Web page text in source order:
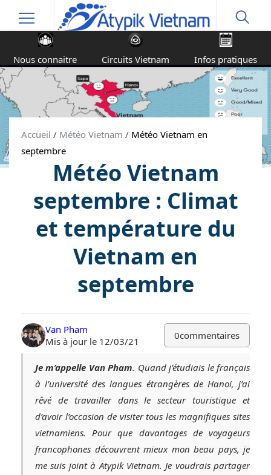
Nous connaitre Circuits Vietnam Infos pratiques
Accueil / Météo Vietnam / Météo Vietnam en
septembre
Météo Vietnam
septembre : Climat
et température du
Vietnam en
septembre
Van Pham
Mis à jour le 12/03/21
0commentaires
Je m’appelle Van Pham. Quand j’étudiais le français
à l’université des langues étrangères de Hanoi, j’ai
rêvé de travailler dans le secteur touristique et
d’avoir l’occasion de visiter tous les magnifiques sites
vietnamiens. Pour que davantages de voyageurs
francophones découvrent mieux mon beau pays, je
me suis joint à Atypik Vietnam. Je voudrais partager